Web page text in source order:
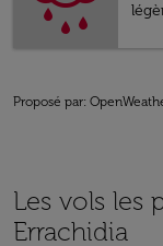
Proposé par:
Les vols les
Errachidia